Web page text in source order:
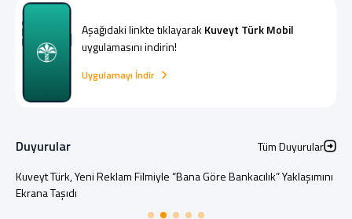
Aşağıdaki linkte tıklayarak Kuveyt Türk Mobil
uygulamasını indirin!
Uygulamayı İndir
Duyurular
Tüm Duyurular
Kuveyt Türk, Yeni Reklam Filmiyle “Bana Göre Bankacılık” Yaklaşımını
Ekrana Taşıdı